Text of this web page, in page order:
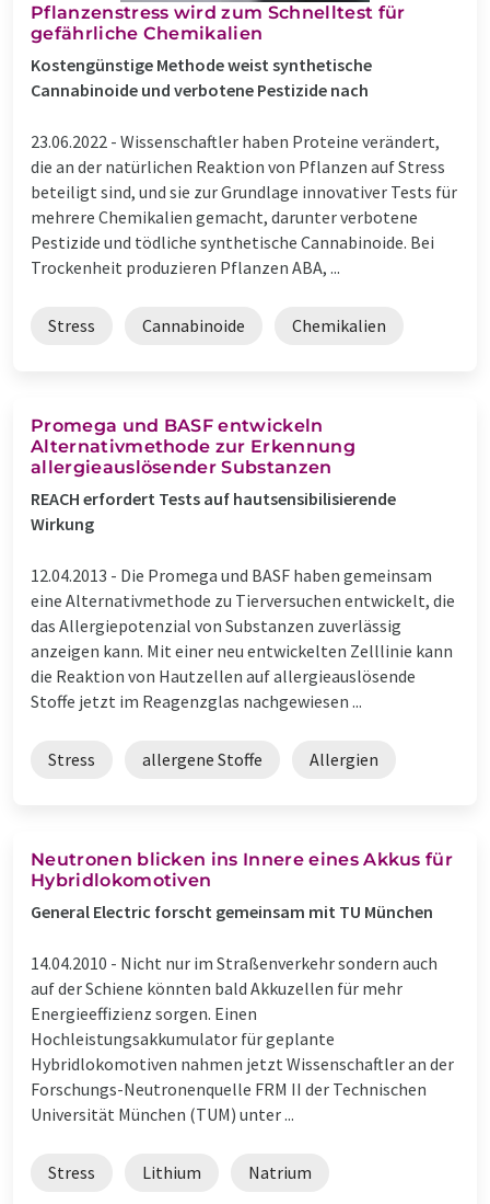
Pflanzenstress wird zum Schnelltest für
gefährliche Chemikalien
Kostengünstige Methode weist synthetische
Cannabinoide und verbotene Pestizide nach
23.06.2022 - Wissenschaftler haben Proteine verändert,
die an der natürlichen Reaktion von Pflanzen auf Stress
beteiligt sind, und sie zur Grundlage innovativer Tests für
mehrere Chemikalien gemacht, darunter verbotene
Pestizide und tödliche synthetische Cannabinoide. Bei
Trockenheit produzieren Pflanzen ABA, ...
Stress Cannabinoide Chemikalien
Promega und BASF entwickeln
Alternativmethode zur Erkennung
allergieauslösender Substanzen
REACH erfordert Tests auf hautsensibilisierende
Wirkung
12.04.2013 - Die Promega und BASF haben gemeinsam
eine Alternativmethode zu Tierversuchen entwickelt, die
das Allergiepotenzial von Substanzen zuverlässig
anzeigen kann. Mit einer neu entwickelten Zelllinie kann
die Reaktion von Hautzellen auf allergieauslösende
Stoffe jetzt im Reagenzglas nachgewiesen ...
Stress allergene Stoffe Allergien
Neutronen blicken ins Innere eines Akkus für
Hybridlokomotiven
General Electric forscht gemeinsam mit TU München
14.04.2010 - Nicht nur im Straßenverkehr sondern auch
auf der Schiene könnten bald Akkuzellen für mehr
Energieeffizienz sorgen. Einen
Hochleistungsakkumulator für geplante
Hybridlokomotiven nahmen jetzt Wissenschaftler an der
Forschungs-Neutronenquelle FRM II der Technischen
Universität München (TUM) unter ...
Stress Lithium Natrium